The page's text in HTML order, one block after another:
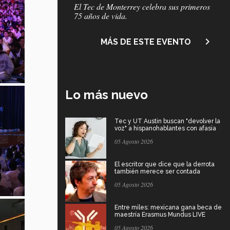
El Tec de Monterrey celebra sus primeros
75 años de vida.
MÁS DE ESTE EVENTO navigate_next
Lo más nuevo
Tec y UT Austin buscan "devolver la
voz" a hispanohablantes con afasia
05 Agosto 2026
El escritor que dice que la derrota
también merece ser contada
05 Agosto 2026
Entre miles: mexicana gana beca de
maestría Erasmus Mundus LIVE
05 Agosto 2026